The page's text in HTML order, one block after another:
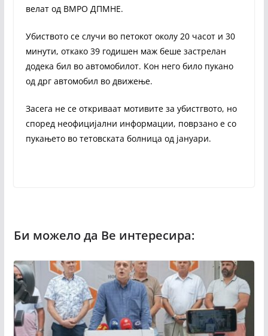
велат од ВМРО ДПМНЕ.
Убиството се случи во петокот околу 20 часот и 30
минути, откако 39 годишен маж беше застрелан
додека бил во автомобилот. Кон него било пукано
од дрг автомобил во движење.
Засега не се откриваат мотивите за убистгвото, но
според неофицијални информации, поврзано е со
пукањето во тетовската болница од јануари.